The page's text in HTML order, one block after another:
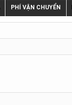
PHÍ VẬN CHUYỂN